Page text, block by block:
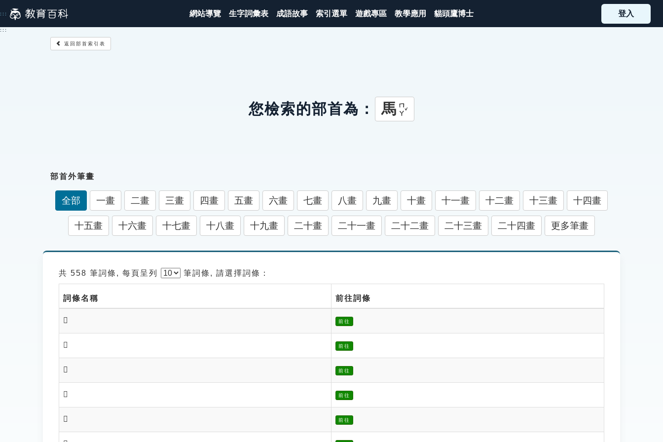
到
主
::: 網站導覽 生字詞彙表 成語故事 索引選單 遊戲專區 教學應用 貓頭鷹博士 登入
:::
返回部首索引表
您檢索的部首為： 馬 ㄇㄚˇ
部首外筆畫
全部 一畫 二畫 三畫 四畫 五畫 六畫 七畫 八畫 九畫 十畫 十一畫 十二畫 十三畫 十四畫
十五畫 十六畫 十七畫 十八畫 十九畫 二十畫 二十一畫 二十二畫 二十三畫 二十四畫 更多筆畫
共 558 筆詞條, 每頁呈列 筆詞條, 請選擇詞條：
詞條名稱 前往詞條
𩦍 前往
𩦎 前往
𩦏 前往
𩦐 前往
𩦑 前往